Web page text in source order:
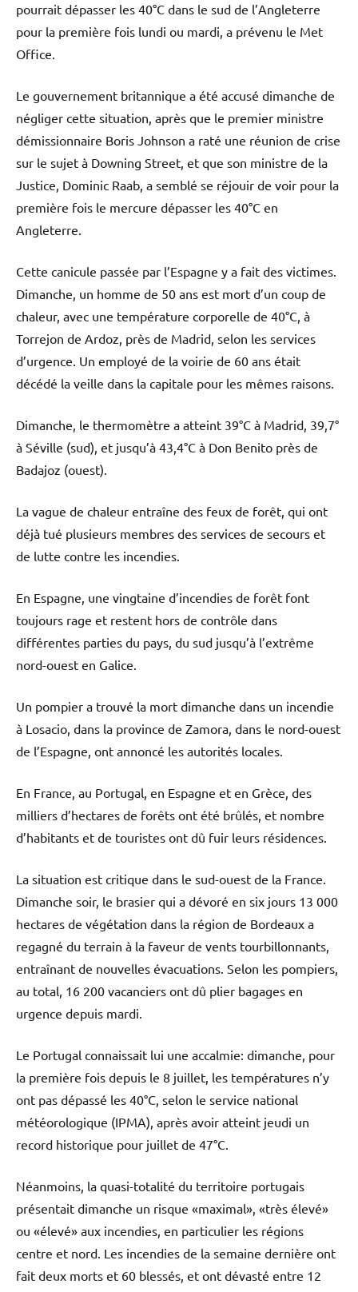
pourrait dépasser les 40°C dans le sud de l’Angleterre
pour la première fois lundi ou mardi, a prévenu le Met
Office.
Le gouvernement britannique a été accusé dimanche de
négliger cette situation, après que le premier ministre
démissionnaire Boris Johnson a raté une réunion de crise
sur le sujet à Downing Street, et que son ministre de la
Justice, Dominic Raab, a semblé se réjouir de voir pour la
première fois le mercure dépasser les 40°C en
Angleterre.
Cette canicule passée par l’Espagne y a fait des victimes.
Dimanche, un homme de 50 ans est mort d’un coup de
chaleur, avec une température corporelle de 40°C, à
Torrejon de Ardoz, près de Madrid, selon les services
d’urgence. Un employé de la voirie de 60 ans était
décédé la veille dans la capitale pour les mêmes raisons.
Dimanche, le thermomètre a atteint 39°C à Madrid, 39,7°
à Séville (sud), et jusqu’à 43,4°C à Don Benito près de
Badajoz (ouest).
La vague de chaleur entraîne des feux de forêt, qui ont
déjà tué plusieurs membres des services de secours et
de lutte contre les incendies.
En Espagne, une vingtaine d’incendies de forêt font
toujours rage et restent hors de contrôle dans
différentes parties du pays, du sud jusqu’à l’extrême
nord-ouest en Galice.
Un pompier a trouvé la mort dimanche dans un incendie
à Losacio, dans la province de Zamora, dans le nord-ouest
de l’Espagne, ont annoncé les autorités locales.
En France, au Portugal, en Espagne et en Grèce, des
milliers d’hectares de forêts ont été brûlés, et nombre
d’habitants et de touristes ont dû fuir leurs résidences.
La situation est critique dans le sud-ouest de la France.
Dimanche soir, le brasier qui a dévoré en six jours 13 000
hectares de végétation dans la région de Bordeaux a
regagné du terrain à la faveur de vents tourbillonnants,
entraînant de nouvelles évacuations. Selon les pompiers,
au total, 16 200 vacanciers ont dû plier bagages en
urgence depuis mardi.
Le Portugal connaissait lui une accalmie: dimanche, pour
la première fois depuis le 8 juillet, les températures n’y
ont pas dépassé les 40°C, selon le service national
météorologique (IPMA), après avoir atteint jeudi un
record historique pour juillet de 47°C.
Néanmoins, la quasi-totalité du territoire portugais
présentait dimanche un risque «maximal», «très élevé»
ou «élevé» aux incendies, en particulier les régions
centre et nord. Les incendies de la semaine dernière ont
fait deux morts et 60 blessés, et ont dévasté entre 12